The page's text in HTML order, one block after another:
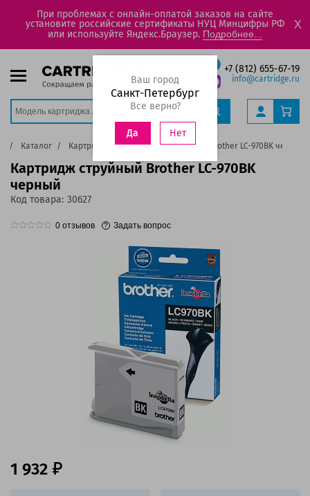
При проблемах с онлайн-оплатой заказов на сайте
установите российские сертификаты НУЦ Минцифры РФ
или используйте Яндекс.Браузер. Подробнее...
X
+7 (812) 655-67-19
info@cartridge.ru
Ваш город
Санкт-Петербург
Все верно?
Да Нет
Каталог Картриджи Картридж струйный Brother LC-970BK черный
Картридж струйный Brother LC-970BK
черный
Код товара: 30627
0 отзывов Задать вопрос
1 932